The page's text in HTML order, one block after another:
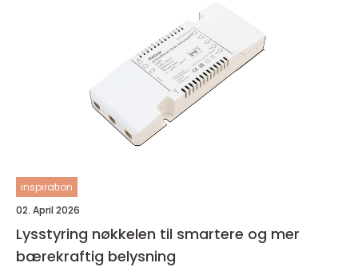
inspiration
02. April 2026
Lysstyring nøkkelen til smartere og mer
bærekraftig belysning